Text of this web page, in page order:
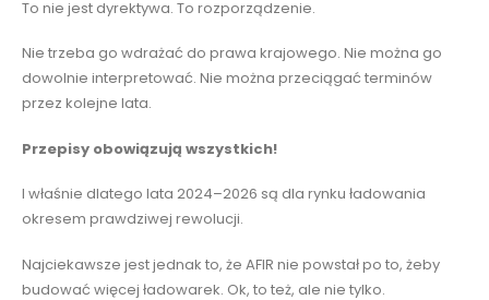
To nie jest dyrektywa. To rozporządzenie.
Nie trzeba go wdrażać do prawa krajowego. Nie można go
dowolnie interpretować. Nie można przeciągać terminów
przez kolejne lata.
Przepisy obowiązują wszystkich!
I właśnie dlatego lata 2024–2026 są dla rynku ładowania
okresem prawdziwej rewolucji.
Najciekawsze jest jednak to, że AFIR nie powstał po to, żeby
budować więcej ładowarek. Ok, to też, ale nie tylko.